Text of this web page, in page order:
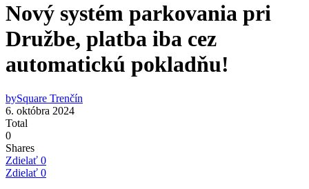
Nový systém parkovania pri
Družbe, platba iba cez
automatickú pokladňu!
bySquare Trenčín
6. októbra 2024
Total
0
Shares
Zdielať 0
Zdielať 0